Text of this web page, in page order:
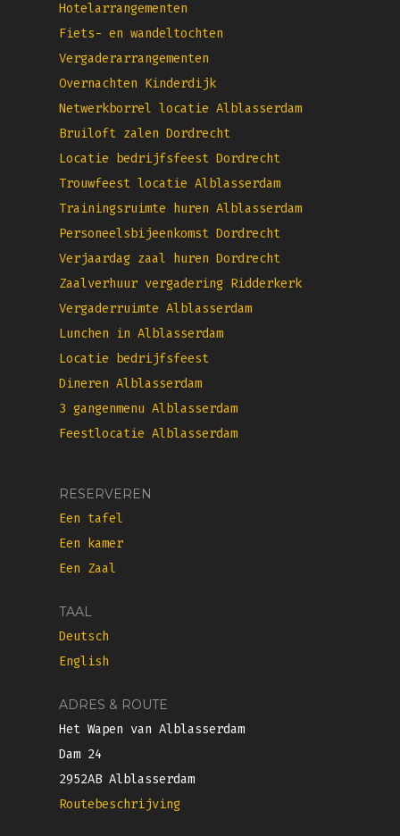
Hotelarrangementen
Fiets- en wandeltochten
Vergaderarrangementen
Overnachten Kinderdijk
Netwerkborrel locatie Alblasserdam
Bruiloft zalen Dordrecht
Locatie bedrijfsfeest Dordrecht
Trouwfeest locatie Alblasserdam
Trainingsruimte huren Alblasserdam
Personeelsbijeenkomst Dordrecht
Verjaardag zaal huren Dordrecht
Zaalverhuur vergadering Ridderkerk
Vergaderruimte Alblasserdam
Lunchen in Alblasserdam
Locatie bedrijfsfeest
Dineren Alblasserdam
3 gangenmenu Alblasserdam
Feestlocatie Alblasserdam
RESERVEREN
Een tafel
Een kamer
Een Zaal
TAAL
Deutsch
English
ADRES & ROUTE
Het Wapen van Alblasserdam
Dam 24
2952AB Alblasserdam
Routebeschrijving